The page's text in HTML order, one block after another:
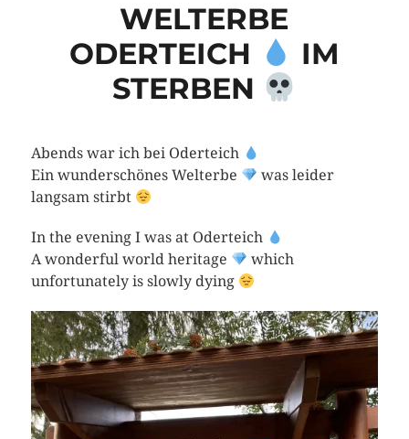
WELTERBE
ODERTEICH
IM
STERBEN
Abends war ich bei Oderteich
Ein wunderschönes Welterbe
was leider
langsam stirbt
In the evening I was at Oderteich
A wonderful world heritage
which
unfortunately is slowly dying